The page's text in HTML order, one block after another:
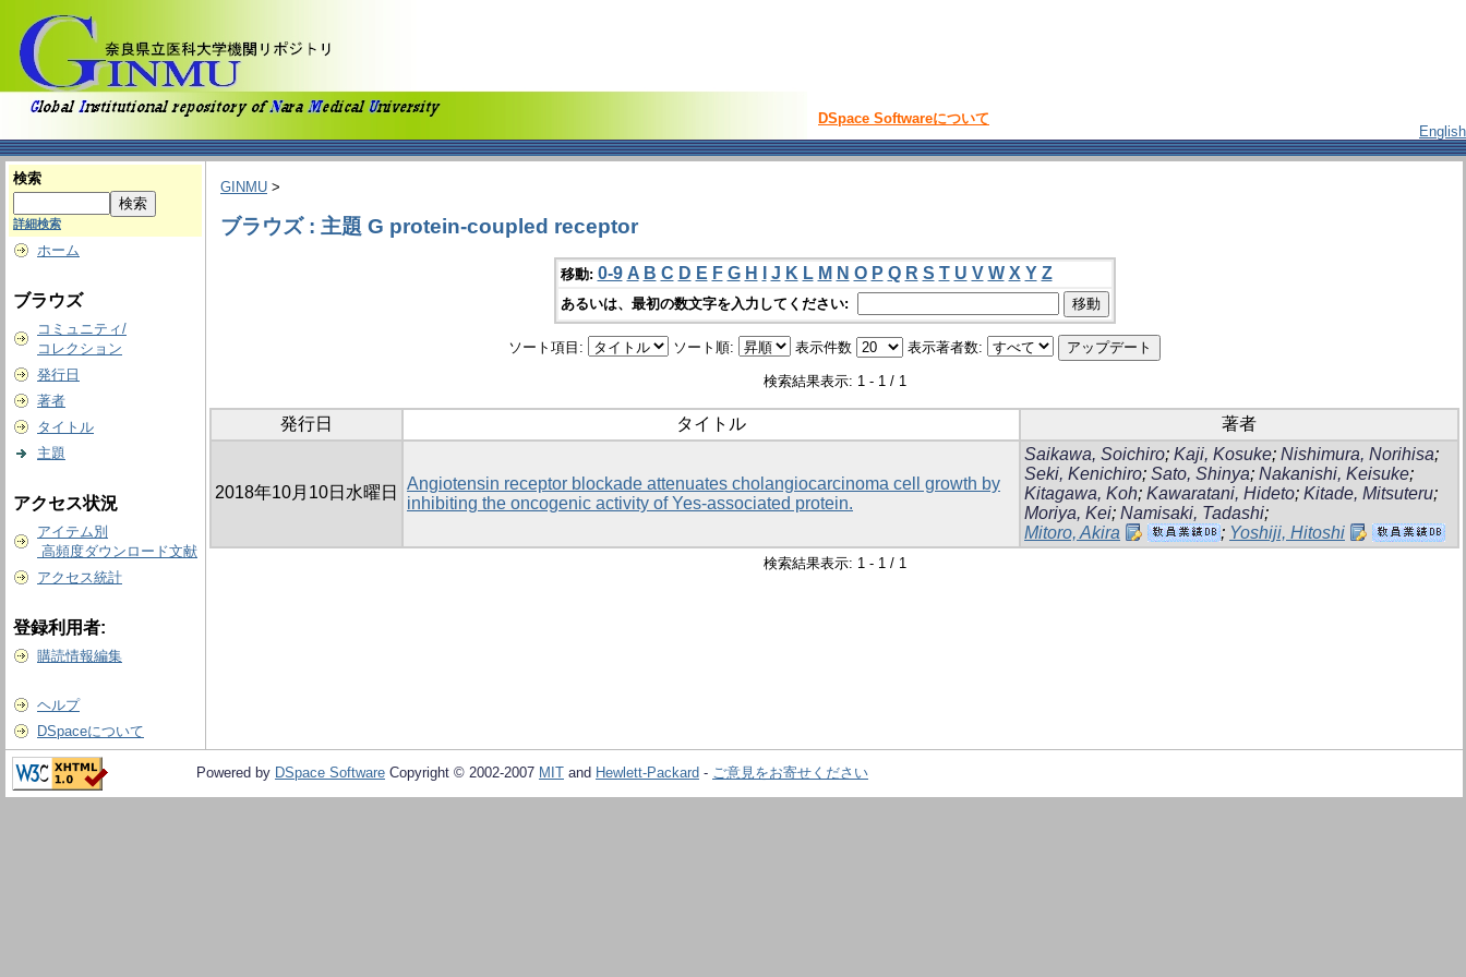
DSpace Softwareについて
English
検索
詳細検索
ホーム
ブラウズ
コミュニティ/
コレクション
発行日
著者
タイトル
主題
アクセス状況
アイテム別
高頻度ダウンロード文献
アクセス統計
登録利用者:
購読情報編集
ヘルプ
DSpaceについて
GINMU >
ブラウズ : 主題 G protein-coupled receptor
移動: 0-9 A B C D E F G H J K L M N O P Q R S T U V W X Y Z
あるいは、最初の数文字を入力してください:
ソート項目: ソート順: 表示件数 表示著者数:
検索結果表示: 1 - 1 / 1
発行日 タイトル 著者
2018年10月10日水曜日
Angiotensin receptor blockade attenuates cholangiocarcinoma cell growth by
inhibiting the oncogenic activity of Yes-associated protein.
Saikawa, Soichiro; Kaji, Kosuke; Nishimura, Norihisa;
Seki, Kenichiro; Sato, Shinya; Nakanishi, Keisuke;
Kitagawa, Koh; Kawaratani, Hideto; Kitade, Mitsuteru;
Moriya, Kei; Namisaki, Tadashi;
Mitoro, Akira
; Yoshiji, Hitoshi
検索結果表示: 1 - 1 / 1
Powered by DSpace Software Copyright © 2002-2007 MIT and Hewlett-Packard - ご意見をお寄せください